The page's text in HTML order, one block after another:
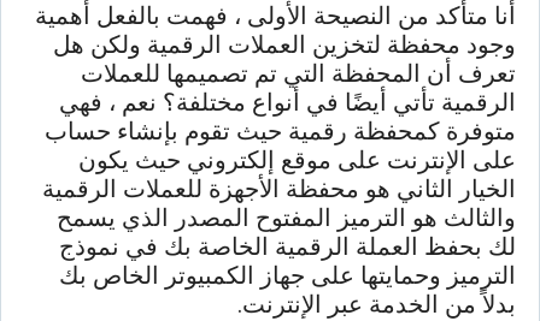
أنا متأكد من النصيحة الأولى ، فهمت بالفعل أهمية
وجود محفظة لتخزين العملات الرقمية ولكن هل
تعرف أن المحفظة التي تم تصميمها للعملات
الرقمية تأتي أيضًا في أنواع مختلفة؟ نعم ، فهي
متوفرة كمحفظة رقمية حيث تقوم بإنشاء حساب
على الإنترنت على موقع إلكتروني حيث يكون
الخيار الثاني هو محفظة الأجهزة للعملات الرقمية
والثالث هو الترميز المفتوح المصدر الذي يسمح
لك بحفظ العملة الرقمية الخاصة بك في نموذج
الترميز وحمايتها على جهاز الكمبيوتر الخاص بك
بدلاً من الخدمة عبر الإنترنت.